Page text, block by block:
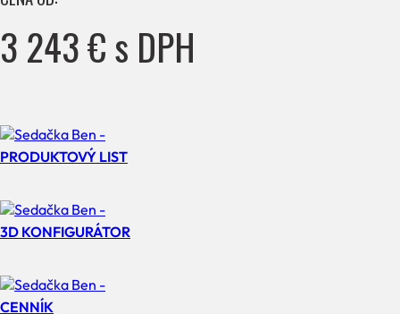
3 243 € s DPH
PRODUKTOVÝ LIST
3D KONFIGURÁTOR
CENNÍK